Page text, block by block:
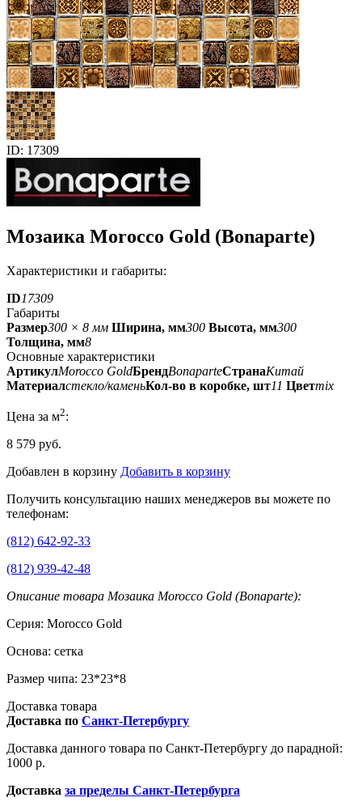
ID: 17309
Мозаика Morocco Gold (Bonaparte)
Характеристики и габариты:
ID17309
Габариты
Размер300 × 8 мм Ширина, мм300 Высота, мм300
Толщина, мм8
Основные характеристики
АртикулMorocco GoldБрендBonaparteСтранаКитай
Материалстекло/каменьКол-во в коробке, шт11 Цветmix
Цена за м2:
8 579 руб.
Добавлен в корзину Добавить в корзину
Получить консультацию наших менеджеров вы можете по
телефонам:
(812) 642-92-33
(812) 939-42-48
Описание товара Мозаика Morocco Gold (Bonaparte):
Серия: Morocco Gold
Основа: сетка
Размер чипа: 23*23*8
Доставка товара
Доставка по Санкт-Петербургу
Доставка данного товара по Санкт-Петербургу до парадной:
1000 р.
Доставка за пределы Санкт-Петербурга